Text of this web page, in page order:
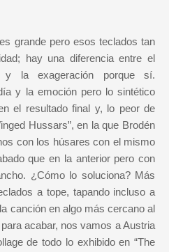
grande pero esos teclados tan
hay una diferencia entre el
la exageración porque sí.
y la emoción pero lo sintético
el resultado final y, lo peor de
Hussars”, en la que Brodén
con los húsares con el mismo
que en la anterior pero con
¿Cómo lo soluciona? Más
a tope, tapando incluso a
canción en algo más cercano al
acabar, nos vamos a Austria
de todo lo exhibido en “The